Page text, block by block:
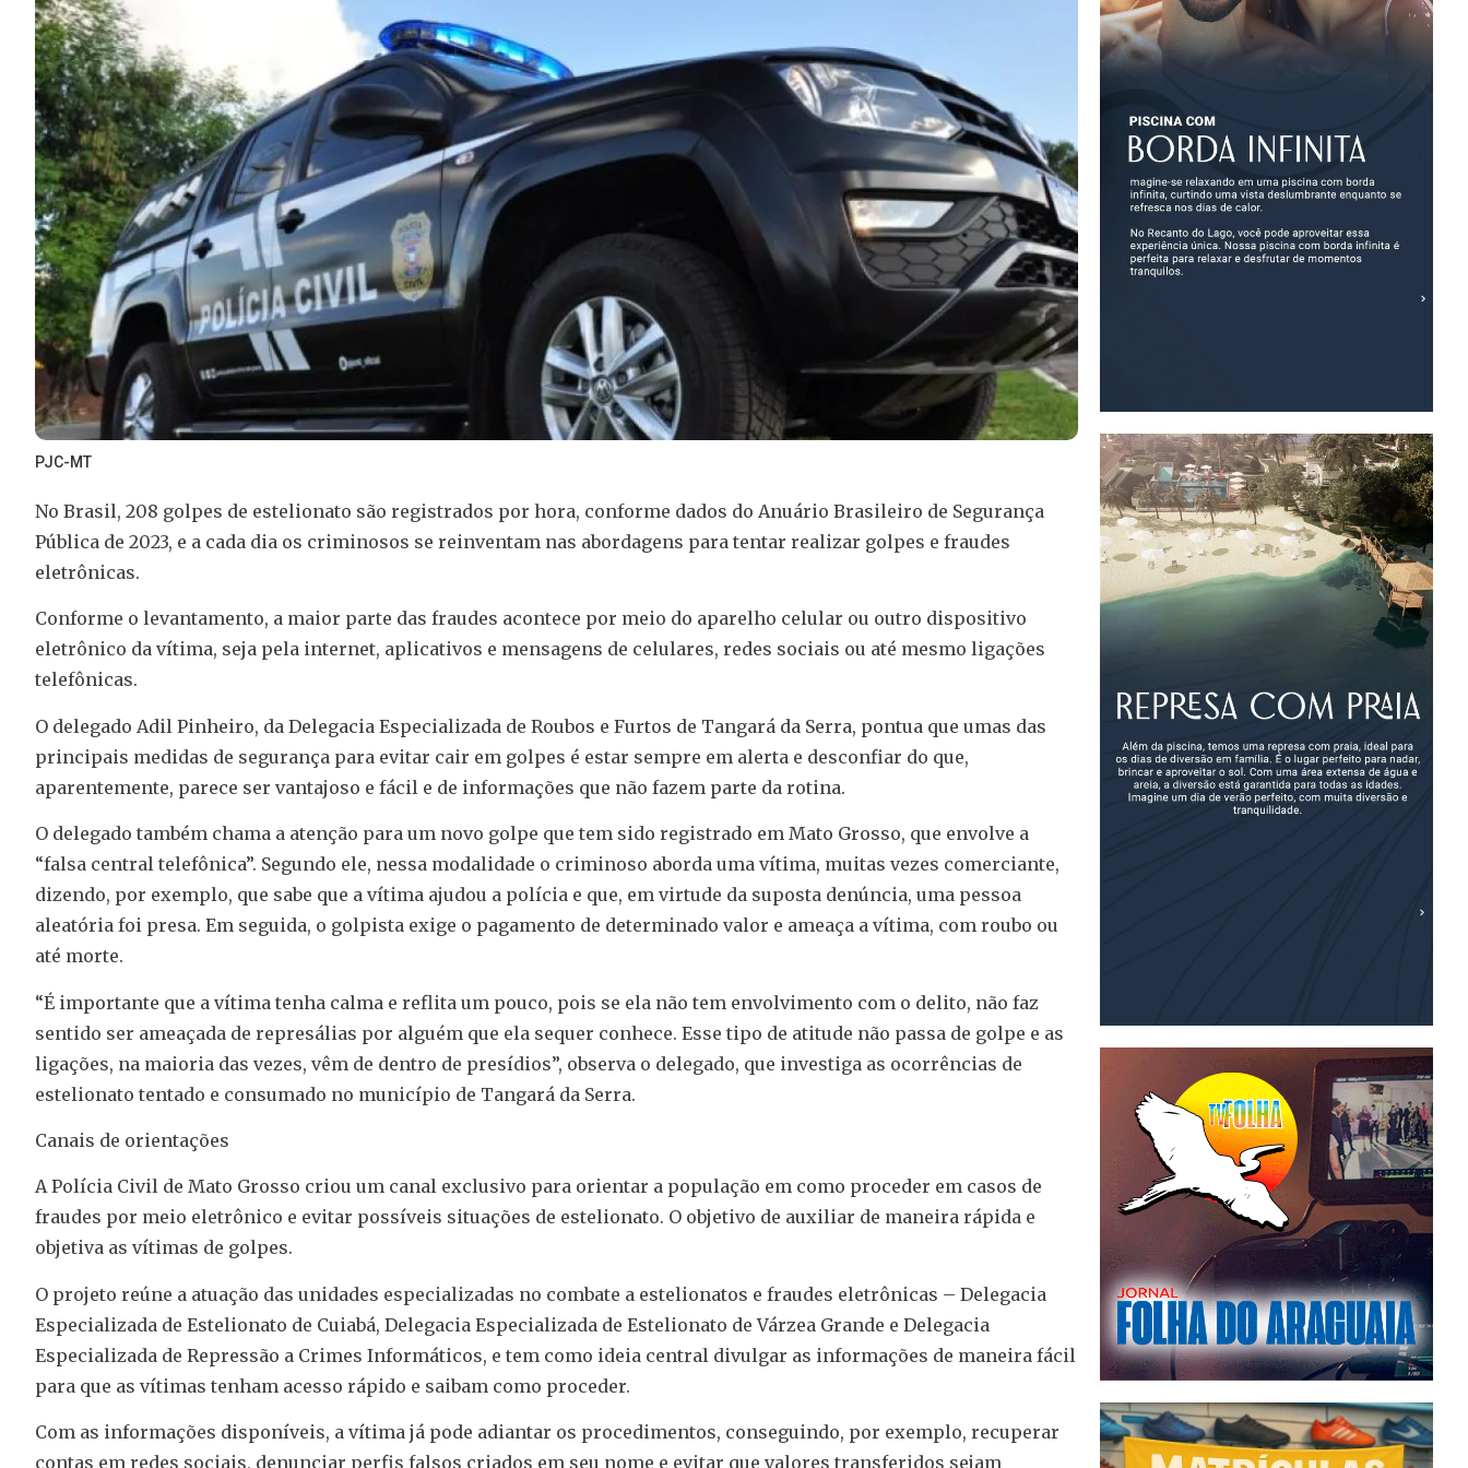
PJC-MT
No Brasil, 208 golpes de estelionato são registrados por hora, conforme dados do Anuário Brasileiro de Segurança
Pública de 2023, e a cada dia os criminosos se reinventam nas abordagens para tentar realizar golpes e fraudes
eletrônicas.
Conforme o levantamento, a maior parte das fraudes acontece por meio do aparelho celular ou outro dispositivo
eletrônico da vítima, seja pela internet, aplicativos e mensagens de celulares, redes sociais ou até mesmo ligações
telefônicas.
O delegado Adil Pinheiro, da Delegacia Especializada de Roubos e Furtos de Tangará da Serra, pontua que umas das
principais medidas de segurança para evitar cair em golpes é estar sempre em alerta e desconfiar do que,
aparentemente, parece ser vantajoso e fácil e de informações que não fazem parte da rotina.
O delegado também chama a atenção para um novo golpe que tem sido registrado em Mato Grosso, que envolve a
“falsa central telefônica”. Segundo ele, nessa modalidade o criminoso aborda uma vítima, muitas vezes comerciante,
dizendo, por exemplo, que sabe que a vítima ajudou a polícia e que, em virtude da suposta denúncia, uma pessoa
aleatória foi presa. Em seguida, o golpista exige o pagamento de determinado valor e ameaça a vítima, com roubo ou
até morte.
“É importante que a vítima tenha calma e reflita um pouco, pois se ela não tem envolvimento com o delito, não faz
sentido ser ameaçada de represálias por alguém que ela sequer conhece. Esse tipo de atitude não passa de golpe e as
ligações, na maioria das vezes, vêm de dentro de presídios”, observa o delegado, que investiga as ocorrências de
estelionato tentado e consumado no município de Tangará da Serra.
Canais de orientações
A Polícia Civil de Mato Grosso criou um canal exclusivo para orientar a população em como proceder em casos de
fraudes por meio eletrônico e evitar possíveis situações de estelionato. O objetivo de auxiliar de maneira rápida e
objetiva as vítimas de golpes.
O projeto reúne a atuação das unidades especializadas no combate a estelionatos e fraudes eletrônicas – Delegacia
Especializada de Estelionato de Cuiabá, Delegacia Especializada de Estelionato de Várzea Grande e Delegacia
Especializada de Repressão a Crimes Informáticos, e tem como ideia central divulgar as informações de maneira fácil
para que as vítimas tenham acesso rápido e saibam como proceder.
Com as informações disponíveis, a vítima já pode adiantar os procedimentos, conseguindo, por exemplo, recuperar
contas em redes sociais, denunciar perfis falsos criados em seu nome e evitar que valores transferidos sejam